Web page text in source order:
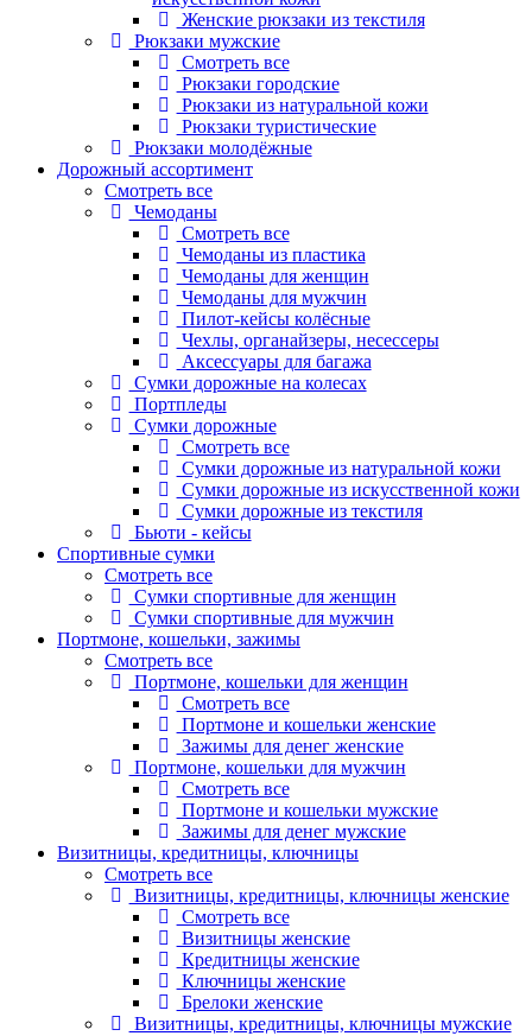
Женские рюкзаки из текстиля
Рюкзаки мужские
Смотреть все
Рюкзаки городские
Рюкзаки из натуральной кожи
Рюкзаки туристические
Рюкзаки молодёжные
Дорожный ассортимент
Смотреть все
Чемоданы
Смотреть все
Чемоданы из пластика
Чемоданы для женщин
Чемоданы для мужчин
Пилот-кейсы колёсные
Чехлы, органайзеры, несессеры
Аксессуары для багажа
Сумки дорожные на колесах
Портпледы
Сумки дорожные
Смотреть все
Сумки дорожные из натуральной кожи
Сумки дорожные из искусственной кожи
Сумки дорожные из текстиля
Бьюти - кейсы
Спортивные сумки
Смотреть все
Сумки спортивные для женщин
Сумки спортивные для мужчин
Портмоне, кошельки, зажимы
Смотреть все
Портмоне, кошельки для женщин
Смотреть все
Портмоне и кошельки женские
Зажимы для денег женские
Портмоне, кошельки для мужчин
Смотреть все
Портмоне и кошельки мужские
Зажимы для денег мужские
Визитницы, кредитницы, ключницы
Смотреть все
Визитницы, кредитницы, ключницы женские
Смотреть все
Визитницы женские
Кредитницы женские
Ключницы женские
Брелоки женские
Визитницы, кредитницы, ключницы мужские